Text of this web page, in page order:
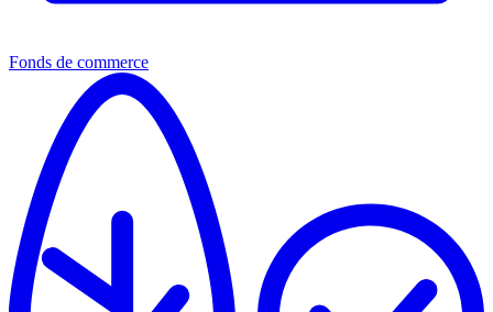
Fonds de commerce